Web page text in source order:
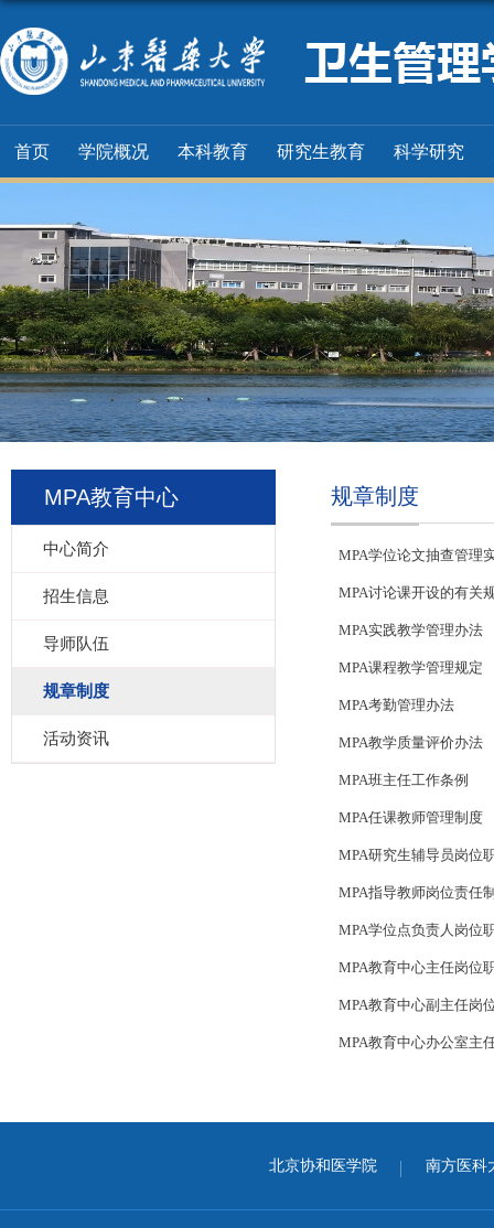
首页 学院概况 本科教育 研究生教育 科学研究
MPA教育中心
中心简介
招生信息
导师队伍
规章制度
活动资讯
规章制度
MPA学位论文抽查管理
MPA讨论课开设的有关
MPA实践教学管理办法
MPA课程教学管理规定
MPA考勤管理办法
MPA教学质量评价办法
MPA班主任工作条例
MPA任课教师管理制度
MPA研究生辅导员岗位
MPA指导教师岗位责任
MPA学位点负责人岗位
MPA教育中心主任岗位
MPA教育中心副主任岗
MPA教育中心办公室主
北京协和医学院 南方医科